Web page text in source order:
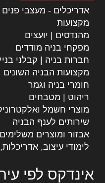
אדריכלים - מעצבי פנים
מקצועות
מהנדסים | יועצים
מפקחי בניה מודדים
חברות בניה | קבלני
מקצועות הבניה השונים
חומרי בניה וגמר
ריהוט | מטבחים
מוצרי חשמל
שירותים לענף הבניה
אבזור ומוצרים משלימים
לימודי עיצוב,
אינדקס לפי